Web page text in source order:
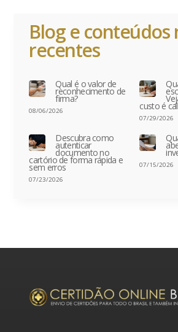
Blog e conteúdos
recentes
Qual é o valor de
reconhecimento de
firma?
08/06/2026 custo é
07/29/2026
Descubra como
autenticar
documento no
cartório de forma rápida e
sem erros
07/23/2026
07/15/2026